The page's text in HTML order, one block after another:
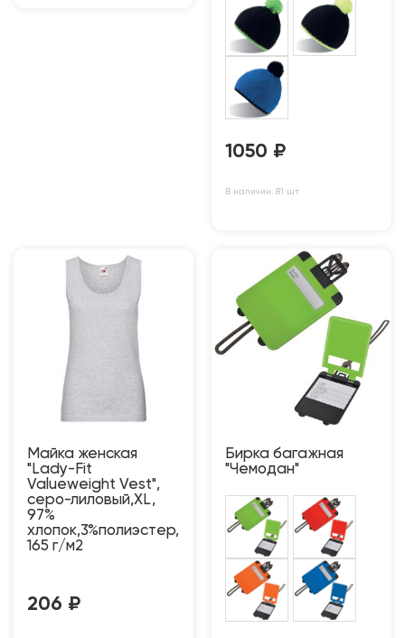
1050 ₽
В наличии: 81 шт
Майка женская
"Lady-Fit
Valueweight Vest",
серо-лиловый,XL,
97%
хлопок,3%полиэстер,
165 г/м2
206 ₽
Бирка багажная
"Чемодан"